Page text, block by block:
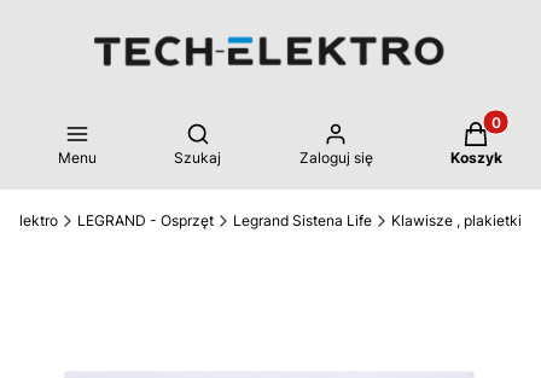
Menu
Otwórz wyszukiwarkę
Szukaj Zaloguj się Koszyk
Elektro LEGRAND - Osprzęt Legrand Sistena Life Klawisze , plakietki